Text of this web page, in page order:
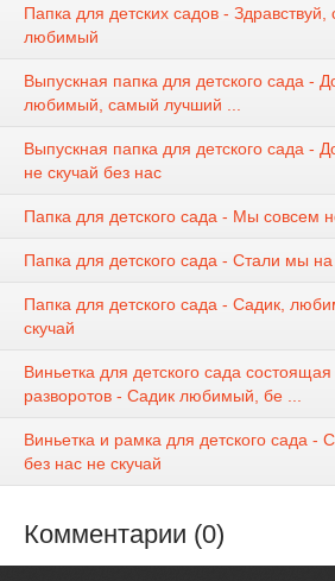
Папка для детских садов -
любимый
Выпускная папка для детского сада -
любимый, самый лучший ...
Выпускная папка для детского сада -
не скучай без нас
Папка для детского сада - Мы совсем
Папка для детского сада - Стали мы на
Папка для детского сада - Садик,
скучай
Виньетка для детского сада состоящая
разворотов - Садик любимый, бе ...
Виньетка и рамка для детского сада -
без нас не скучай
Комментарии (0)